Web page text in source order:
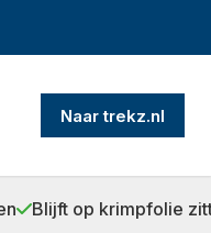
Naar trekz.nl
Blijft op krimpfolie